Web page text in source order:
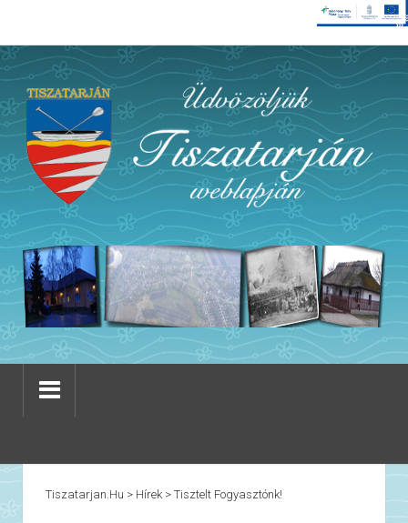
Tiszatarjan.hu > Hírek> Tisztelt Fogyasztónk!